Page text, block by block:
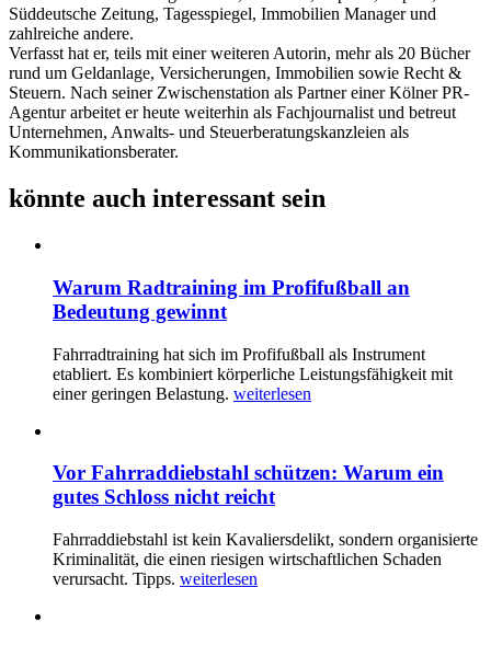
Süddeutsche Zeitung, Tagesspiegel, Immobilien Manager und
zahlreiche andere.
Verfasst hat er, teils mit einer weiteren Autorin, mehr als 20 Bücher
rund um Geldanlage, Versicherungen, Immobilien sowie Recht &
Steuern. Nach seiner Zwischenstation als Partner einer Kölner PR-
Agentur arbeitet er heute weiterhin als Fachjournalist und betreut
Unternehmen, Anwalts- und Steuerberatungskanzleien als
Kommunikationsberater.
könnte auch interessant sein
Warum Radtraining im Profifußball an
Bedeutung gewinnt
Fahrradtraining hat sich im Profifußball als Instrument
etabliert. Es kombiniert körperliche Leistungsfähigkeit mit
einer geringen Belastung. weiterlesen
Vor Fahrraddiebstahl schützen: Warum ein
gutes Schloss nicht reicht
Fahrraddiebstahl ist kein Kavaliersdelikt, sondern organisierte
Kriminalität, die einen riesigen wirtschaftlichen Schaden
verursacht. Tipps. weiterlesen